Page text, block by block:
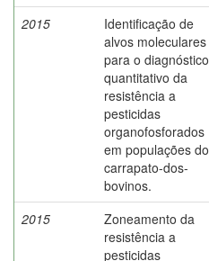
2015
Identificação de
alvos moleculares
para o diagnóstico
quantitativo da
resistência a
pesticidas
organofosforados
em populações do
carrapato-dos-
bovinos.
2015
Zoneamento da
resistência a
pesticidas